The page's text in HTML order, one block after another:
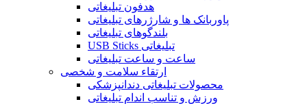
هدفون تبلیغاتی
پاوربانک ها و شارژرهای تبلیغاتی
بلندگوهای تبلیغاتی
USB Sticks تبلیغاتی
ساعت و ساعت تبلیغاتی
ارتقاء سلامت و شخصی
محصولات تبلیغاتی دندانپزشکی
ورزش و تناسب اندام تبلیغاتی